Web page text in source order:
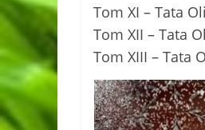
Tom XI – Tata
Tom XII – Tata
Tom XIII – Tata